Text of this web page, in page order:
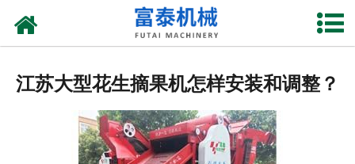
资质荣誉
江苏大型花生摘果机怎样安装和调整？